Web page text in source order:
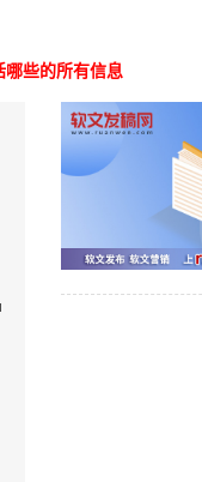
些的所有信息